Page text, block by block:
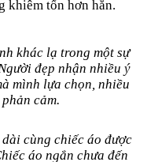
khiêm tốn hơn hẳn.
khác lạ trong một sự
đẹp nhận nhiều ý
mình lựa chọn, nhiều
cảm.
cùng chiếc áo được
áo ngắn chưa đến